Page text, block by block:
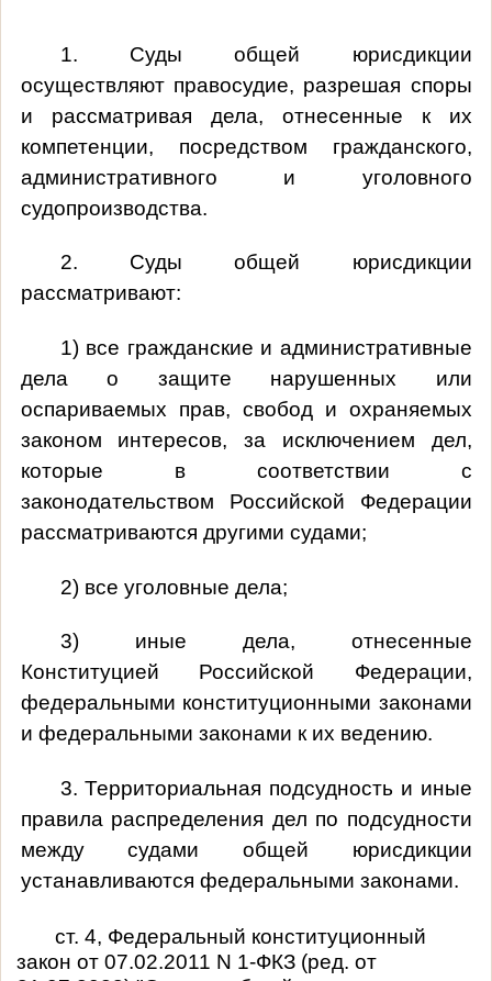
1. Суды общей юрисдикции
осуществляют правосудие, разрешая споры
и рассматривая дела, отнесенные к их
компетенции, посредством гражданского,
административного и уголовного
судопроизводства.
2. Суды общей юрисдикции
рассматривают:
1) все гражданские и административные
дела о защите нарушенных или
оспариваемых прав, свобод и охраняемых
законом интересов, за исключением дел,
которые в соответствии с
законодательством Российской Федерации
рассматриваются другими судами;
2) все уголовные дела;
3) иные дела, отнесенные
Конституцией Российской Федерации,
федеральными конституционными законами
и федеральными законами к их ведению.
3. Территориальная подсудность и иные
правила распределения дел по подсудности
между судами общей юрисдикции
устанавливаются федеральными законами.
ст. 4, Федеральный конституционный
закон от 07.02.2011 N 1-ФКЗ (ред. от